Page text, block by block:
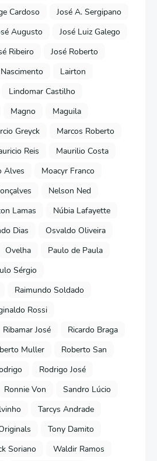
Cardoso
José A. Sergipano
Augusto
José Luiz Galego
Ribeiro
José Roberto
Lairton
Lindomar Castilho
Magno
Maguila
Greyck
Marcos Roberto
Reis
Maurilio Costa
Alves
Moacyr Franco
Nelson Ned
Lamas
Núbia Lafayette
Dias
Osvaldo Oliveira
Ovelha
Paulo de Paula
Sérgio
Raimundo Soldado
Rossi
Ribamar José
Ricardo Braga
Muller
Roberto San
Rodrigo José
Ronnie Von
Sandro Lúcio
Tarcys Andrade
Tony Damito
Soriano
Waldir Ramos